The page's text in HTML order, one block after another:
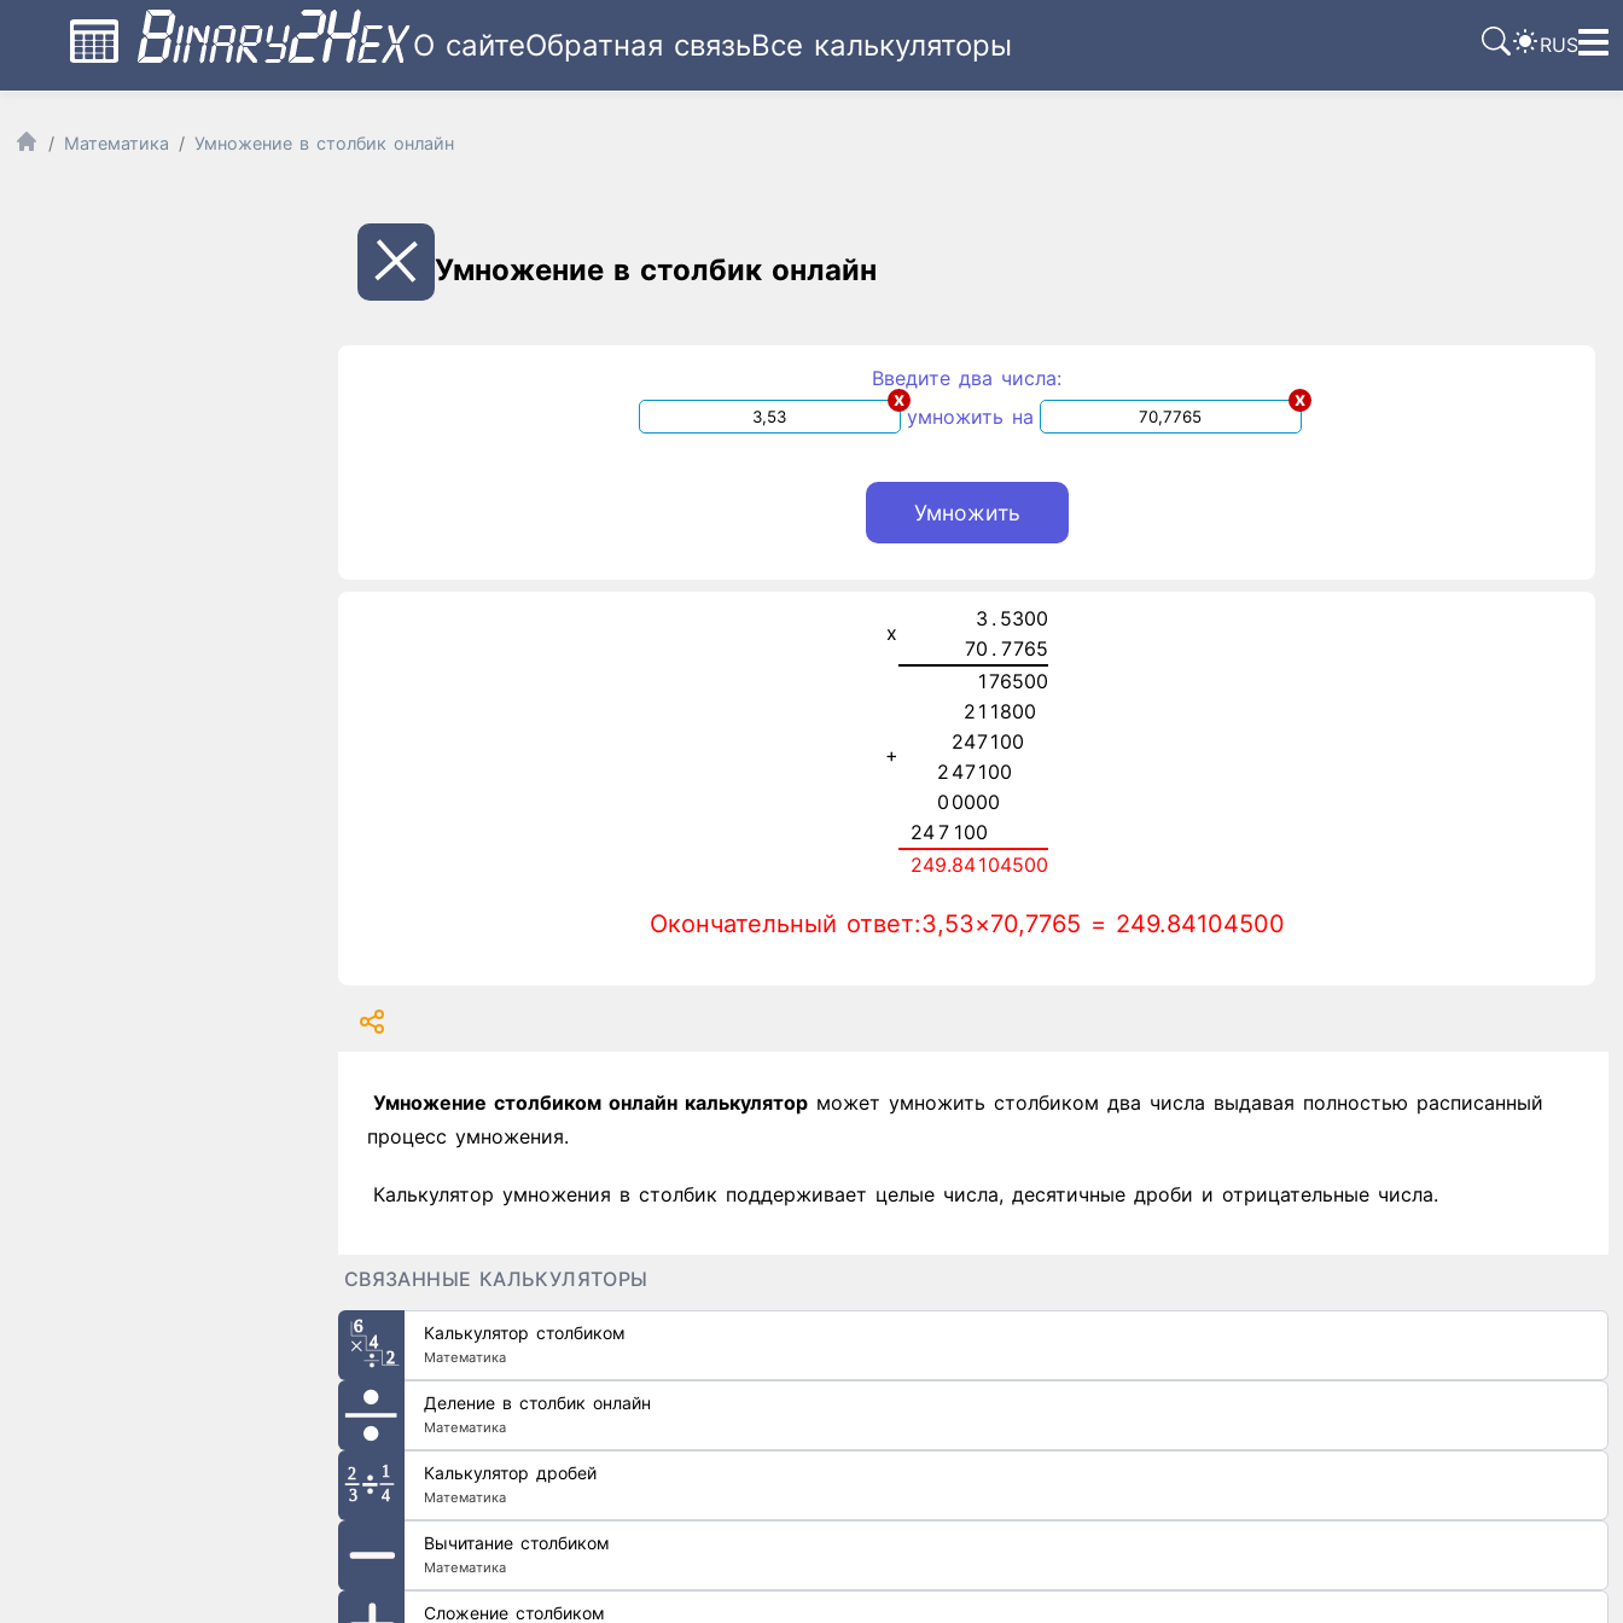
О сайтеОбратная связьВсе калькуляторы RUS
Математика Умножение в столбик онлайн
Умножение в столбик онлайн
Введите два числа:
x
умножить на
x
x
3 . 5300
70 . 7765
+
176500
2 1 1800
247100
2 47100
0 0000
247 100
249.84104500
Окончательный ответ:3,53×70,7765 = 249.84104500
Умножение столбиком онлайн калькуляторможет умножить столбиком два числа выдавая полностью расписанный
процесс умножения.
Калькулятор умножения в столбик поддерживает целые числа, десятичные дроби и отрицательные числа.
СВЯЗАННЫЕ КАЛЬКУЛЯТОРЫ
Калькулятор столбиком
Математика
Деление в столбик онлайн
Математика
Калькулятор дробей
Математика
Вычитание столбиком
Математика
Сложение столбиком